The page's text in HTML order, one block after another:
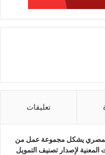
تعليقات
المصري يشكل مجموعة عمل من
المعنية لإصدار تصنيف التمويل